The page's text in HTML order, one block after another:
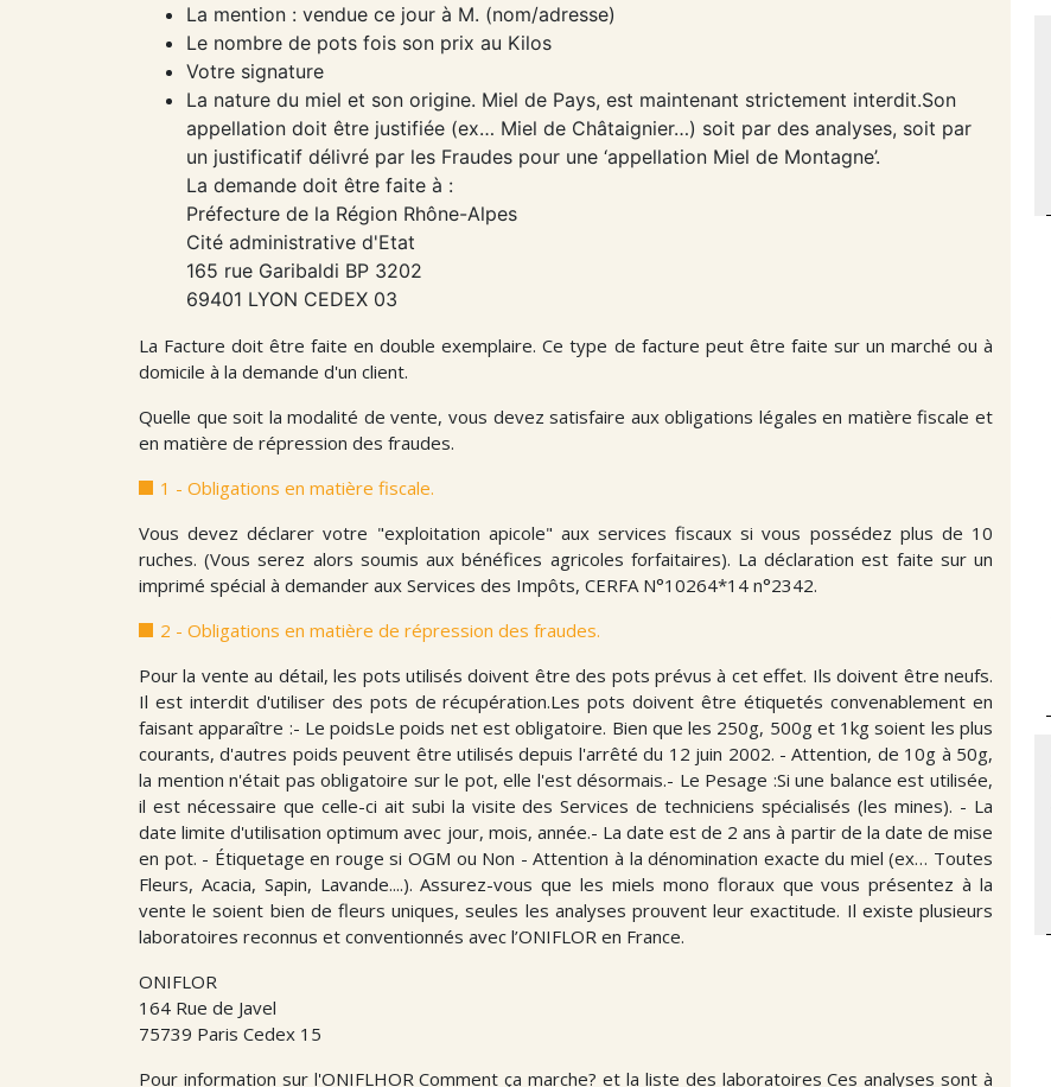
La mention : vendue ce jour à M. (nom/adresse)
Le nombre de pots fois son prix au Kilos
Votre signature
La nature du miel et son origine. Miel de Pays, est maintenant strictement interdit.Son
appellation doit être justifiée (ex… Miel de Châtaignier…) soit par des analyses, soit par
un justificatif délivré par les Fraudes pour une ‘appellation Miel de Montagne’.
La demande doit être faite à :
Préfecture de la Région Rhône-Alpes
Cité administrative d'Etat
165 rue Garibaldi BP 3202
69401 LYON CEDEX 03
La Facture doit être faite en double exemplaire. Ce type de facture peut être faite sur un marché ou à
domicile à la demande d'un client.
Quelle que soit la modalité de vente, vous devez satisfaire aux obligations légales en matière fiscale et
en matière de répression des fraudes.
1 - Obligations en matière fiscale.
Vous devez déclarer votre "exploitation apicole" aux services fiscaux si vous possédez plus de 10
ruches. (Vous serez alors soumis aux bénéfices agricoles forfaitaires). La déclaration est faite sur un
imprimé spécial à demander aux Services des Impôts, CERFA N°10264*14 n°2342.
2 - Obligations en matière de répression des fraudes.
Pour la vente au détail, les pots utilisés doivent être des pots prévus à cet effet. Ils doivent être neufs.
Il est interdit d'utiliser des pots de récupération.Les pots doivent être étiquetés convenablement en
faisant apparaître :- Le poidsLe poids net est obligatoire. Bien que les 250g, 500g et 1kg soient les plus
courants, d'autres poids peuvent être utilisés depuis l'arrêté du 12 juin 2002. - Attention, de 10g à 50g,
la mention n'était pas obligatoire sur le pot, elle l'est désormais.- Le Pesage :Si une balance est utilisée,
il est nécessaire que celle-ci ait subi la visite des Services de techniciens spécialisés (les mines). - La
date limite d'utilisation optimum avec jour, mois, année.- La date est de 2 ans à partir de la date de mise
en pot. - Étiquetage en rouge si OGM ou Non - Attention à la dénomination exacte du miel (ex… Toutes
Fleurs, Acacia, Sapin, Lavande....). Assurez-vous que les miels mono floraux que vous présentez à la
vente le soient bien de fleurs uniques, seules les analyses prouvent leur exactitude. Il existe plusieurs
laboratoires reconnus et conventionnés avec l’ONIFLOR en France.
ONIFLOR
164 Rue de Javel
75739 Paris Cedex 15
Pour information sur l'ONIFLHOR Comment ça marche? et la liste des laboratoires Ces analyses sont à